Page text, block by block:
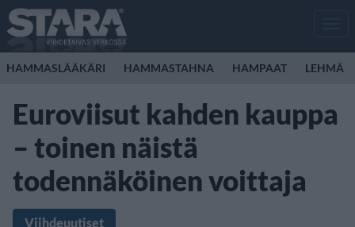
HAMMASLÄÄKÄRI HAMMASTAHNA HAMPAAT LEHMÄ
Euroviisut kahden kauppa
– toinen näistä
todennäköinen voittaja
Viihdeuutiset